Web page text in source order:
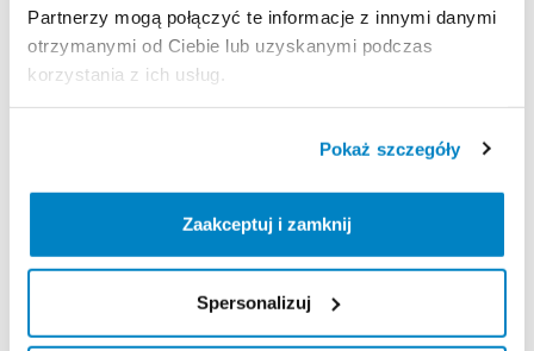
Partnerzy mogą połączyć te informacje z innymi danymi
otrzymanymi od Ciebie lub uzyskanymi podczas
korzystania z ich usług.
Pokaż szczegóły
Zaakceptuj i zamknij
Spersonalizuj
Strona produktu w sklepie
Regulamin wypożyczalni